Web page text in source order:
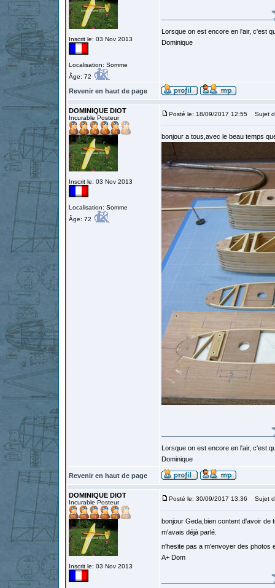
Inscrit le: 03 Nov 2013
Localisation: Somme
Âge: 72
Lorsque on est encore en l'air, c'est
Dominique
Revenir en haut de page
DOMINIQUE DIOT
Incurable Posteur
Inscrit le: 03 Nov 2013
Localisation: Somme
Âge: 72
Posté le: 18/09/2017 12:55 Sujet
bonjour a tous,avec le beau temps
Lorsque on est encore en l'air, c'est
Dominique
Revenir en haut de page
DOMINIQUE DIOT
Incurable Posteur
Inscrit le: 03 Nov 2013
Posté le: 30/09/2017 13:36 Sujet
bonjour Geda,bien content d'avoir de
m'avais déjà parlé.
n'hesite pas a m'envoyer des photos
A+ Dom